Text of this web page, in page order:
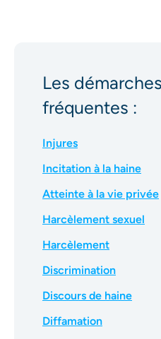
Les
fréquentes :
Injures
Incitation à la haine
Atteinte à la vie privée
Harcèlement sexuel
Harcèlement
Discrimination
Discours de haine
Diffamation